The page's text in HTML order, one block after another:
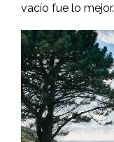
vacío fue lo mejor.